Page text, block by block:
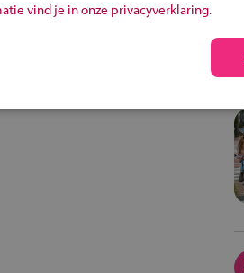
vind je in onze privacyverklaring.